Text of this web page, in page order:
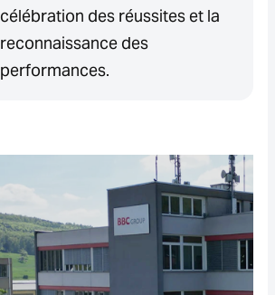
célébration des réussites et la
reconnaissance des
performances.